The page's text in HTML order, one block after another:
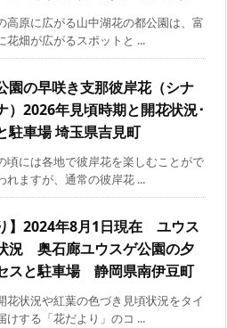
高原に広がる山中湖花の都公園は、富
花畑が広がるスポットと ...
園の早咲き支那彼岸花（シナ
）2026年見頃時期と開花状況･
駐車場 埼玉県吉見町
頃には各地で彼岸花を楽しむことがで
れますが、通常の彼岸花 ...
り】2024年8月1日現在 ユウス
況 奥石廊ユウスゲ公園の夕
と駐車場 静岡県南伊豆町
花状況や紅葉の色づき見頃状況をタイ
けする「花だより」のコ ...